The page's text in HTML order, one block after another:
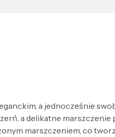
a jednocześnie
a delikatne marszczenie
marszczeniem, co